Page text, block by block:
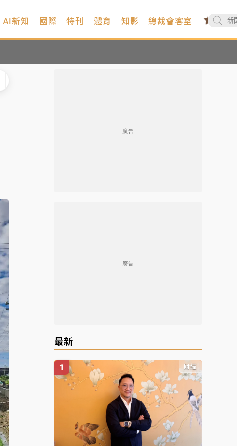
AI新知 國際 特刊 體育 知影 總裁會客室
廣告
廣告
最新
財經